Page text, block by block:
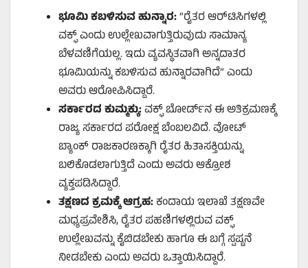
ಭೂಮಿಕಬಳಿಸುವಹುನ್ನಾರ:“ರೈತರ ಆರ್​​ಟಿಸಿಗಳಲ್ಲಿ
ವಕ್ಫ್ ಎಂದು ಉಲ್ಲೇಖವಾಗುತ್ತಿರುವುದು ಸಾಮಾನ್ಯ
ಬೆಳವಣಿಗೆಯಲ್ಲ. ಇದು ವ್ಯವಸ್ಥಿತವಾಗಿ ಅನ್ನದಾತರ
ಭೂಮಿಯನ್ನು ಕಬಳಿಸುವ ಹುನ್ನಾರವಾಗಿದೆ” ಎಂದು
ಅವರು ಆರೋಪಿಸಿದ್ದಾರೆ.
ಸರ್ಕಾರದಕುಮ್ಮಕ್ಕು:ವಕ್ಫ್ ಬೋರ್ಡ್‌ನ ಈ ಅತಿಕ್ರಮಣಕ್ಕೆ
ರಾಜ್ಯ ಸರ್ಕಾರದ ಪರೋಕ್ಷ ಬೆಂಬಲವಿದೆ. ವೋಟ್
ಬ್ಯಾಂಕ್ ರಾಜಕಾರಣಕ್ಕಾಗಿ ರೈತರ ಹಿತಾಸಕ್ತಿಯನ್ನು
ಬಲಿಕೊಡಲಾಗುತ್ತಿದೆ ಎಂದು ಅವರು ಆಕ್ರೋಶ
ವ್ಯಕ್ತಪಡಿಸಿದ್ದಾರೆ.
ತಕ್ಷಣದಕ್ರಮಕ್ಕೆಆಗ್ರಹ:ಕಂದಾಯ ಇಲಾಖೆ ತಕ್ಷಣವೇ
ಮಧ್ಯಪ್ರವೇಶಿಸಿ, ರೈತರ ಪಹಣಿಗಳಲ್ಲಿರುವ ವಕ್ಫ್
ಉಲ್ಲೇಖವನ್ನು ಕೈಬಿಡಬೇಕು ಹಾಗೂ ಈ ಬಗ್ಗೆ ಸ್ಪಷ್ಟನೆ
ನೀಡಬೇಕು ಎಂದು ಅವರು ಒತ್ತಾಯಿಸಿದ್ದಾರೆ.